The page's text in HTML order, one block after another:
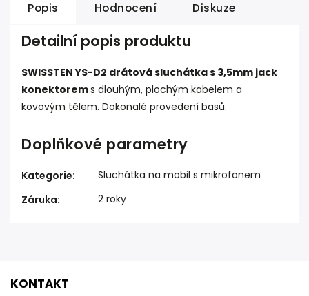
Popis Hodnocení Diskuze
Detailní popis produktu
SWISSTEN YS-D2 drátová sluchátka s 3,5mm jack
konektorems dlouhým, plochým kabelem a
kovovým tělem. Dokonalé provedení basů.
Doplňkové parametry
Kategorie:
Sluchátka na mobil s mikrofonem
Záruka: 2 roky
KONTAKT